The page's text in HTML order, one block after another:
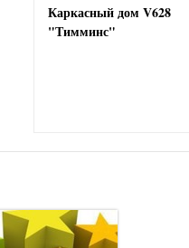
Каркасный дом V628
"Тимминс"